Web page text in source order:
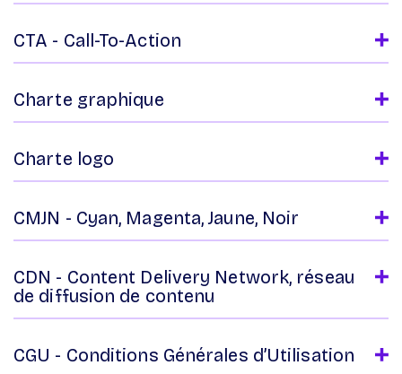
CTA - Call-To-Action
Charte graphique
Charte logo
CMJN - Cyan, Magenta, Jaune, Noir
CDN - Content Delivery Network, réseau
de diffusion de contenu
CGU - Conditions Générales d’Utilisation